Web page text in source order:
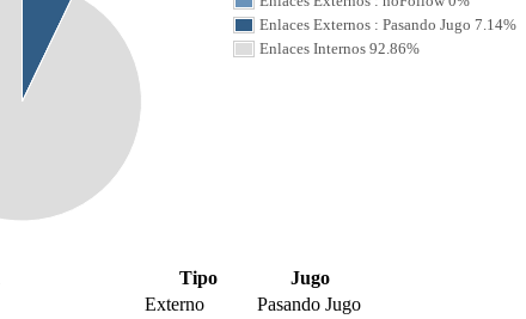
Enlaces Externos : Pasando Jugo 7.14%
Enlaces Internos 92.86%
Tipo
Jugo
Externo
Pasando Jugo